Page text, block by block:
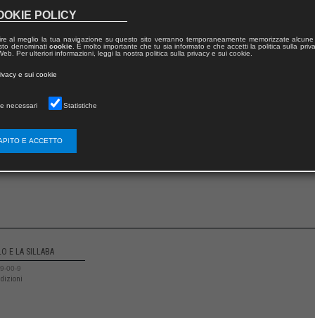
E LA SILLABA
00-9
POLICY
al meglio la tua navigazione su questo sito verranno temporaneamente memorizzate
denominati cookie. È molto importante che tu sia informato e che accetti la politica sulla
Per ulteriori informazioni, leggi la nostra politica sulla privacy e sui cookie.
e sui cookie
necessari Statistiche
E ACCETTO